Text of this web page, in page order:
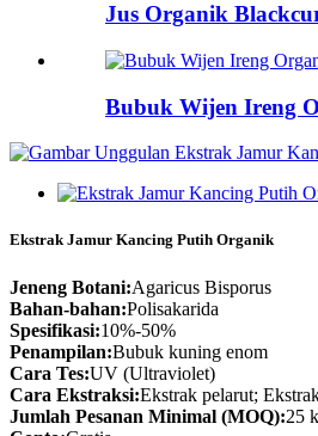
Jus Organik
Bubuk Wijen Ireng
Ekstrak Jamur Kancing Putih Organik
Jeneng Botani:Agaricus Bisporus
Bahan-bahan:Polisakarida
Spesifikasi:10%-50%
Penampilan:Bubuk kuning enom
Cara Tes:UV (Ultraviolet)
Cara Ekstraksi:Ekstrak pelarut;
Jumlah Pesanan Minimal (MOQ):25